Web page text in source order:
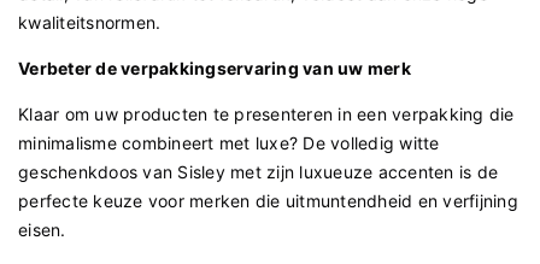
kwaliteitsnormen.
Verbeter de verpakkingservaring van uw merk
Klaar om uw producten te presenteren in een verpakking die
minimalisme combineert met luxe? De volledig witte
geschenkdoos van Sisley met zijn luxueuze accenten is de
perfecte keuze voor merken die uitmuntendheid en verfijning
eisen.